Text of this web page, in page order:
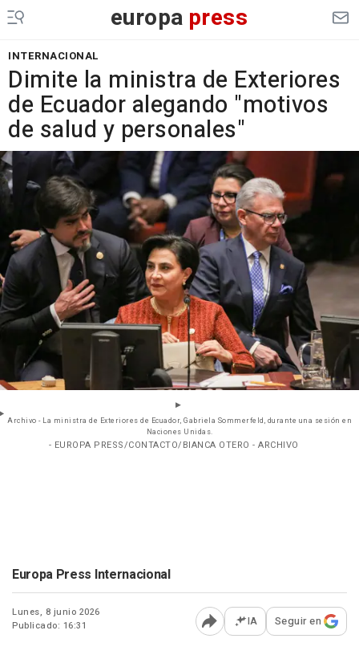
europa press
INTERNACIONAL
Dimite la ministra de Exteriores
de Ecuador alegando "motivos
de salud y personales"
Archivo - La ministra de Exteriores de Ecuador, Gabriela Sommerfeld, durante una sesión en
Naciones Unidas.
- EUROPA PRESS/CONTACTO/BIANCA OTERO - ARCHIVO
Europa Press Internacional
Lunes, 8 junio 2026
Publicado: 16:31
Abrir opciones para
IA Seguir en